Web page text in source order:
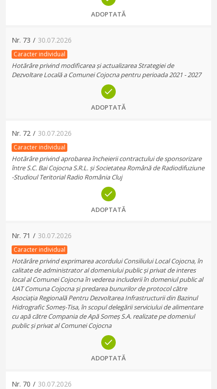
ADOPTATĂ
Nr. 73 / 30.07.2026
Caracter individual
Hotărâre privind modificarea și actualizarea Strategiei de
Dezvoltare Locală a Comunei Cojocna pentru perioada 2021 - 2027
ADOPTATĂ
Nr. 72 / 30.07.2026
Caracter individual
Hotărâre privind aprobarea încheierii contractului de sponsorizare
între S.C. Bai Cojocna S.R.L. și Societatea Română de Radiodifuziune
-Studioul Teritorial Radio România Cluj
ADOPTATĂ
Nr. 71 / 30.07.2026
Caracter individual
Hotărâre privind exprimarea acordului Consiliului Local Cojocna, în
calitate de administrator al domeniului public și privat de interes
local al Comunei Cojocna în vederea includerii în domeniul public al
UAT Comuna Cojocna și predarea bunurilor de protocol către
Asociația Regională Pentru Dezvoltarea Infrastructurii din Bazinul
Hidrografic Someș-Tisa, în scopul delegării serviciului de alimentare
cu apă către Compania de Apă Someș S.A. realizate pe domeniul
public și privat al Comunei Cojocna
ADOPTATĂ
Nr. 70 / 30.07.2026